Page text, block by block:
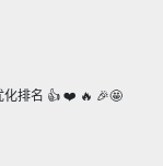
化排名 👍 ❤️ 🔥 🎉🤩